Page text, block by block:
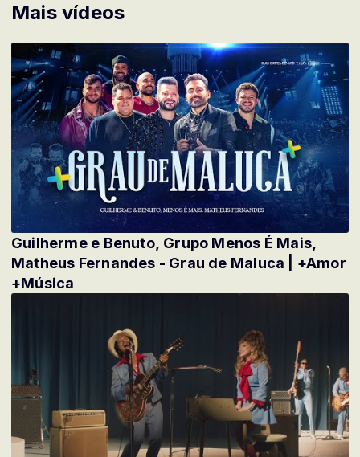
Mais vídeos
Guilherme e Benuto, Grupo Menos É Mais,
Matheus Fernandes - Grau de Maluca | +Amor
+Música